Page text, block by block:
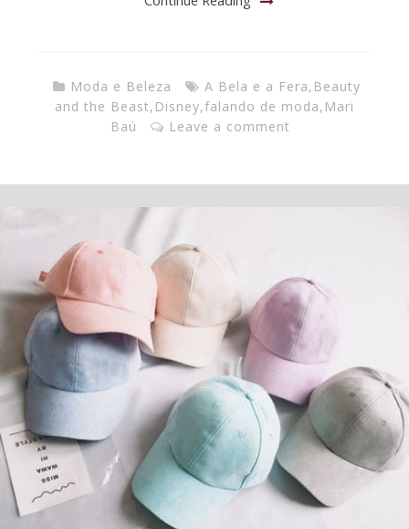
Moda e Beleza A Bela e a Fera, Beauty
and the Beast, Disney,falando de moda, Mari
Baú
Leave a comment